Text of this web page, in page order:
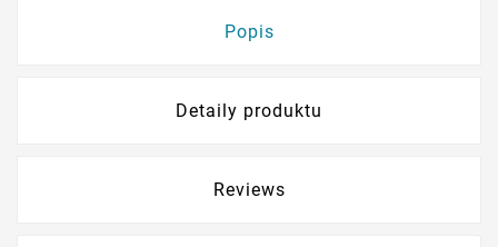
Popis
Detaily produktu
Reviews